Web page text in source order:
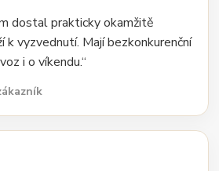
dostal prakticky okamžitě
k vyzvednutí. Mají bezkonkurenční
i o víkendu.“